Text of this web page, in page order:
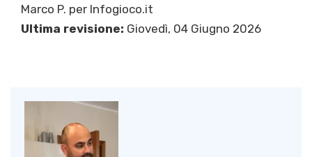
Marco P. per Infogioco.it
Ultima revisione: Giovedì, 04 Giugno 2026